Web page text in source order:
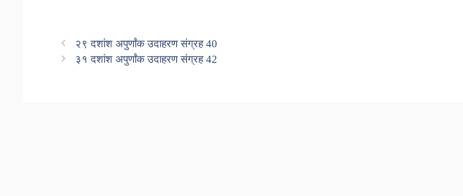
२९ दशांश अपुर्णांक उदाहरण संग्रह 40
३१ दशांश अपुर्णांक उदाहरण संग्रह 42